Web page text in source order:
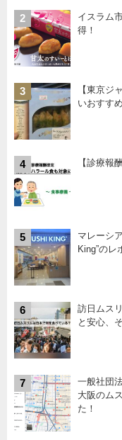
2
イスラム
得！
3
【東京ジ
いおすす
4 【診療報
5
マレーシ
King”のレ
6
訪日ムス
と安心、
7
一般社団
大阪のム
た！